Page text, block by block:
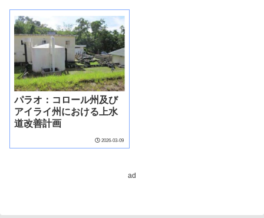
パラオ：コロール州及び
アイライ州における上水
道改善計画
2026-03-09
ad